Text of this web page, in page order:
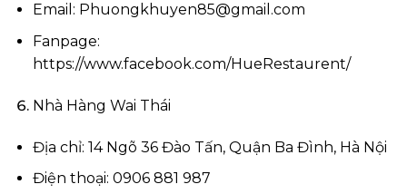
Email: Phuongkhuyen85@gmail.com
Fanpage:
https://www.facebook.com/HueRestaurent/
Nhà Hàng Wai Thái
Địa chỉ: 14 Ngõ 36 Đào Tấn, Quận Ba Đình, Hà Nội
Điện thoại: 0906 881 987